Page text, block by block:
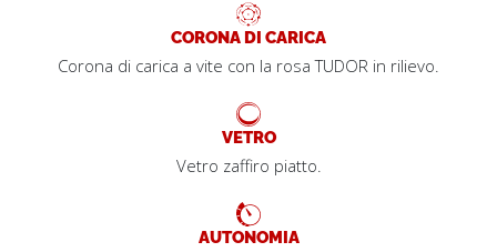
CORONA DI CARICA
Corona di carica a vite con la rosa TUDOR in rilievo.
VETRO
Vetro zaffiro piatto.
AUTONOMIA